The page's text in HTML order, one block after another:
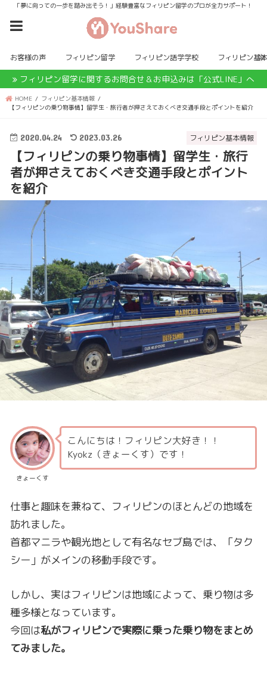
「夢に向っての一歩を踏み出そう！」経験豊富なフィリピン留学のプロが全力サポート！
お客様の声 フィリピン留学 フィリピン語学学校 フィリピン基
フィリピン留学に関するお問合せ＆お申込みは「公式LINE」へ
HOME
フィリピン基本情報
【フィリピンの乗り物事情】留学生・旅行者が押さえておくべき交通手段とポイントを紹介
フィリピン基本情報
2020.04.24 2023.03.26
【フィリピンの乗り物事情】留学生・旅行
者が押さえておくべき交通手段とポイント
を紹介
きょーくす
こんにちは！フィリピン大好き！！
Kyokz（きょーくす）です！
仕事と趣味を兼ねて、フィリピンのほとんどの地域を
訪れました。
首都マニラや観光地として有名なセブ島では、「タク
シー」がメインの移動手段です。
しかし、実はフィリピンは地域によって、乗り物は多
種多様となっています。
今回は私がフィリピンで実際に乗った乗り物をまとめ
てみました。